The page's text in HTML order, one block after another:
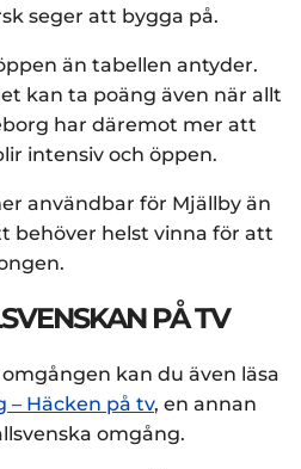
seger att bygga på.
än tabellen antyder.
kan ta poäng även när allt
har däremot mer att
intensiv och öppen.
användbar för Mjällby än
behöver helst vinna för att
PÅ TV
kan du även läsa
– Häcken på tv, en annan
omgång.